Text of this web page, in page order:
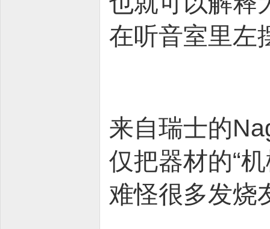
在听音室里左
来自瑞士的
仅把器材的“
难怪很多发烧